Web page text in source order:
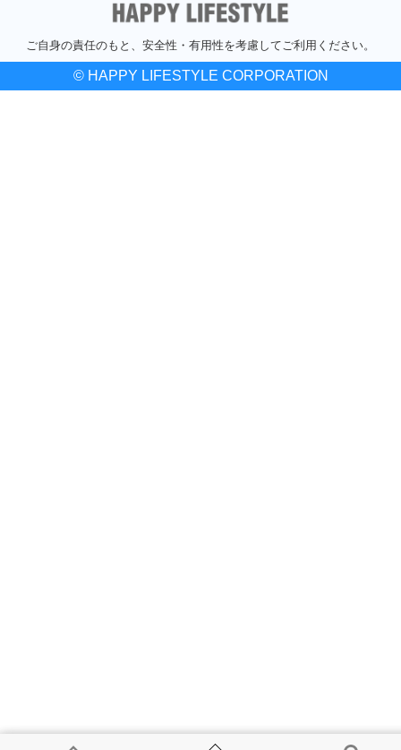
ご自身の責任のもと、安全性・有用性を考慮してご利用ください。
© HAPPY LIFESTYLE CORPORATION